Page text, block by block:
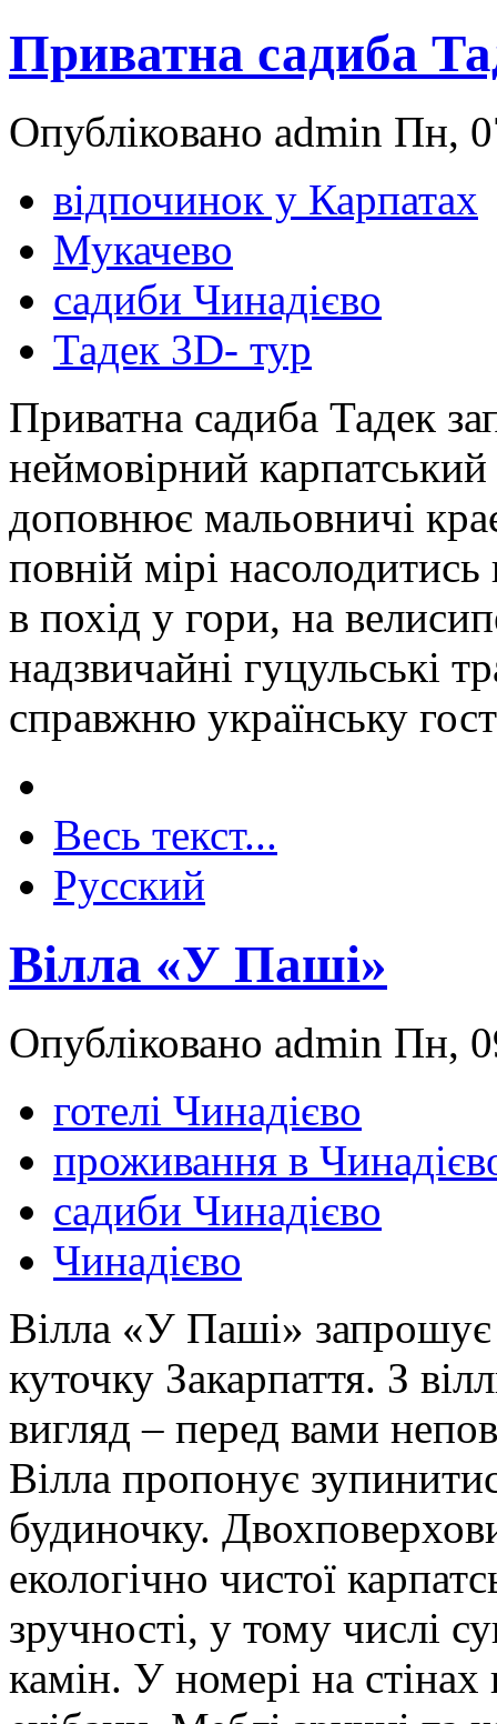
Приватна садиба
Опубліковано admin Пн,
відпочинок у Карпатах
Мукачево
садиби Чинадієво
Тадек 3D- тур
Приватна садиба Тадек
неймовірний карпатський
доповнює мальовничі
повній мірі
в похід у гори, на
надзвичайні гуцульські
справжню українську
Весь текст...
Русский
Вілла «У Паші»
Опубліковано admin Пн,
готелі Чинадієво
проживання в
садиби Чинадієво
Чинадієво
Вілла «У Паші»
куточку Закарпаття. З
вигляд – перед вами
Вілла пропонує
будиночку.
екологічно чистої
зручності, у тому числі
камін. У номері на стінах